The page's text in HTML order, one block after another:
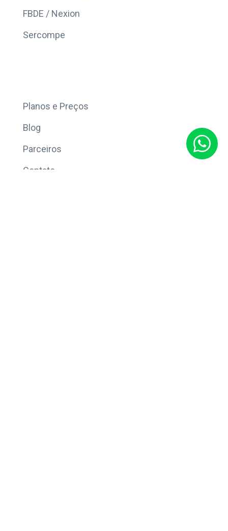
FBDE / Nexion
Sercompe
Planos e Preços
Blog
Parceiros
Contato